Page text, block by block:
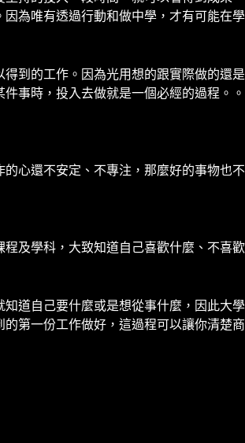
為唯有透過行動和做中學，才有可能在
到的工作。因為光用想的跟實際做的還
事時，投入去做就是一個必經的過程。
心還不安定、不專注，那麼好的事物也
及學科，大致知道自己喜歡什麼、不喜
道自己要什麼或是想從事什麼，因此大
第一份工作做好，這過程可以讓你清楚